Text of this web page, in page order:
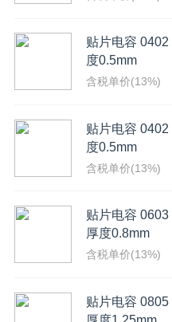
贴片电容
度0.5mm
含税单价(13%)
贴片电容
度0.5mm
含税单价(13%)
贴片电容
厚度0.8mm
含税单价(13%)
贴片电容